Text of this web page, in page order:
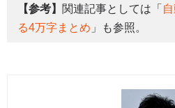
【参考】 関連記事としては「
る4万字まとめ 」も参照。